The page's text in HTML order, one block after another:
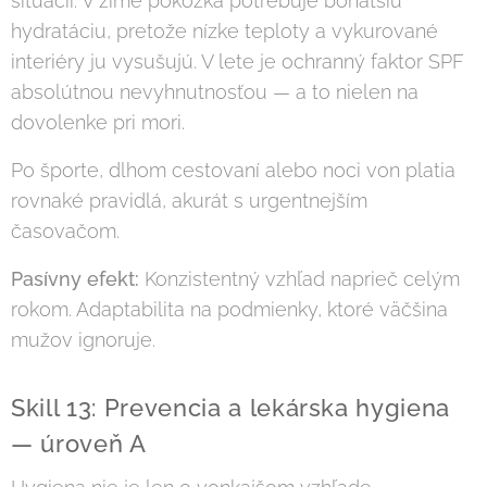
hydratáciu, pretože nízke teploty a vykurované
interiéry ju vysušujú. V lete je ochranný faktor SPF
absolútnou nevyhnutnosťou — a to nielen na
dovolenke pri mori.
Po športe, dlhom cestovaní alebo noci von platia
rovnaké pravidlá, akurát s urgentnejším
časovačom.
Pasívny efekt: Konzistentný vzhľad naprieč celým
rokom. Adaptabilita na podmienky, ktoré väčšina
mužov ignoruje.
Skill 13: Prevencia a lekárska hygiena
— úroveň A